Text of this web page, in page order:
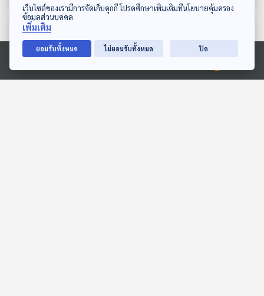
ดาวน์โหลด Thai PBS Podcast Application
Ⓒ 2020 องค์การกระจายเสียงและแพร่ภาพสาธารณะแห่งประเทศไทย
ตอนที่เกี่ยวข้อง
เว็บไซต์ของเรามีการจัดเก็บคุกกี้ โปรดศึกษาเพิ่มเติมที่นโยบายคุ้มครอง
ข้อมูลส่วนบุคคล
เพิ่มเติม
ยอมรับทั้งหมด ไม่ยอมรับทั้งหมด ปิด